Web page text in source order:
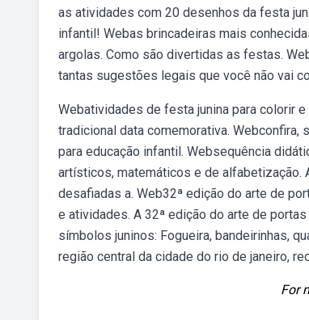
as atividades com 20 desenhos da festa
infantil! Webas brincadeiras mais
argolas. Como são divertidas as festas.
tantas sugestões legais que você não vai
Webatividades de festa junina para colorir
tradicional data comemorativa.
para educação infantil. Websequência
artísticos, matemáticos e de alfabetização.
desafiadas a. Web32ª edição do arte de
e atividades. A 32ª edição do arte de
símbolos juninos: Fogueira, bandeirinhas,
região central da cidade do rio de janeiro,
For